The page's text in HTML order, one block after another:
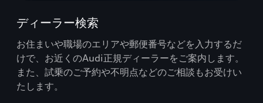
ディーラー検索
お住まいや職場のエリアや郵便番号などを入力するだ
けで、お近くのAudi正規ディーラーをご案内します。
また、試乗のご予約や不明点などのご相談もお受けい
たします。